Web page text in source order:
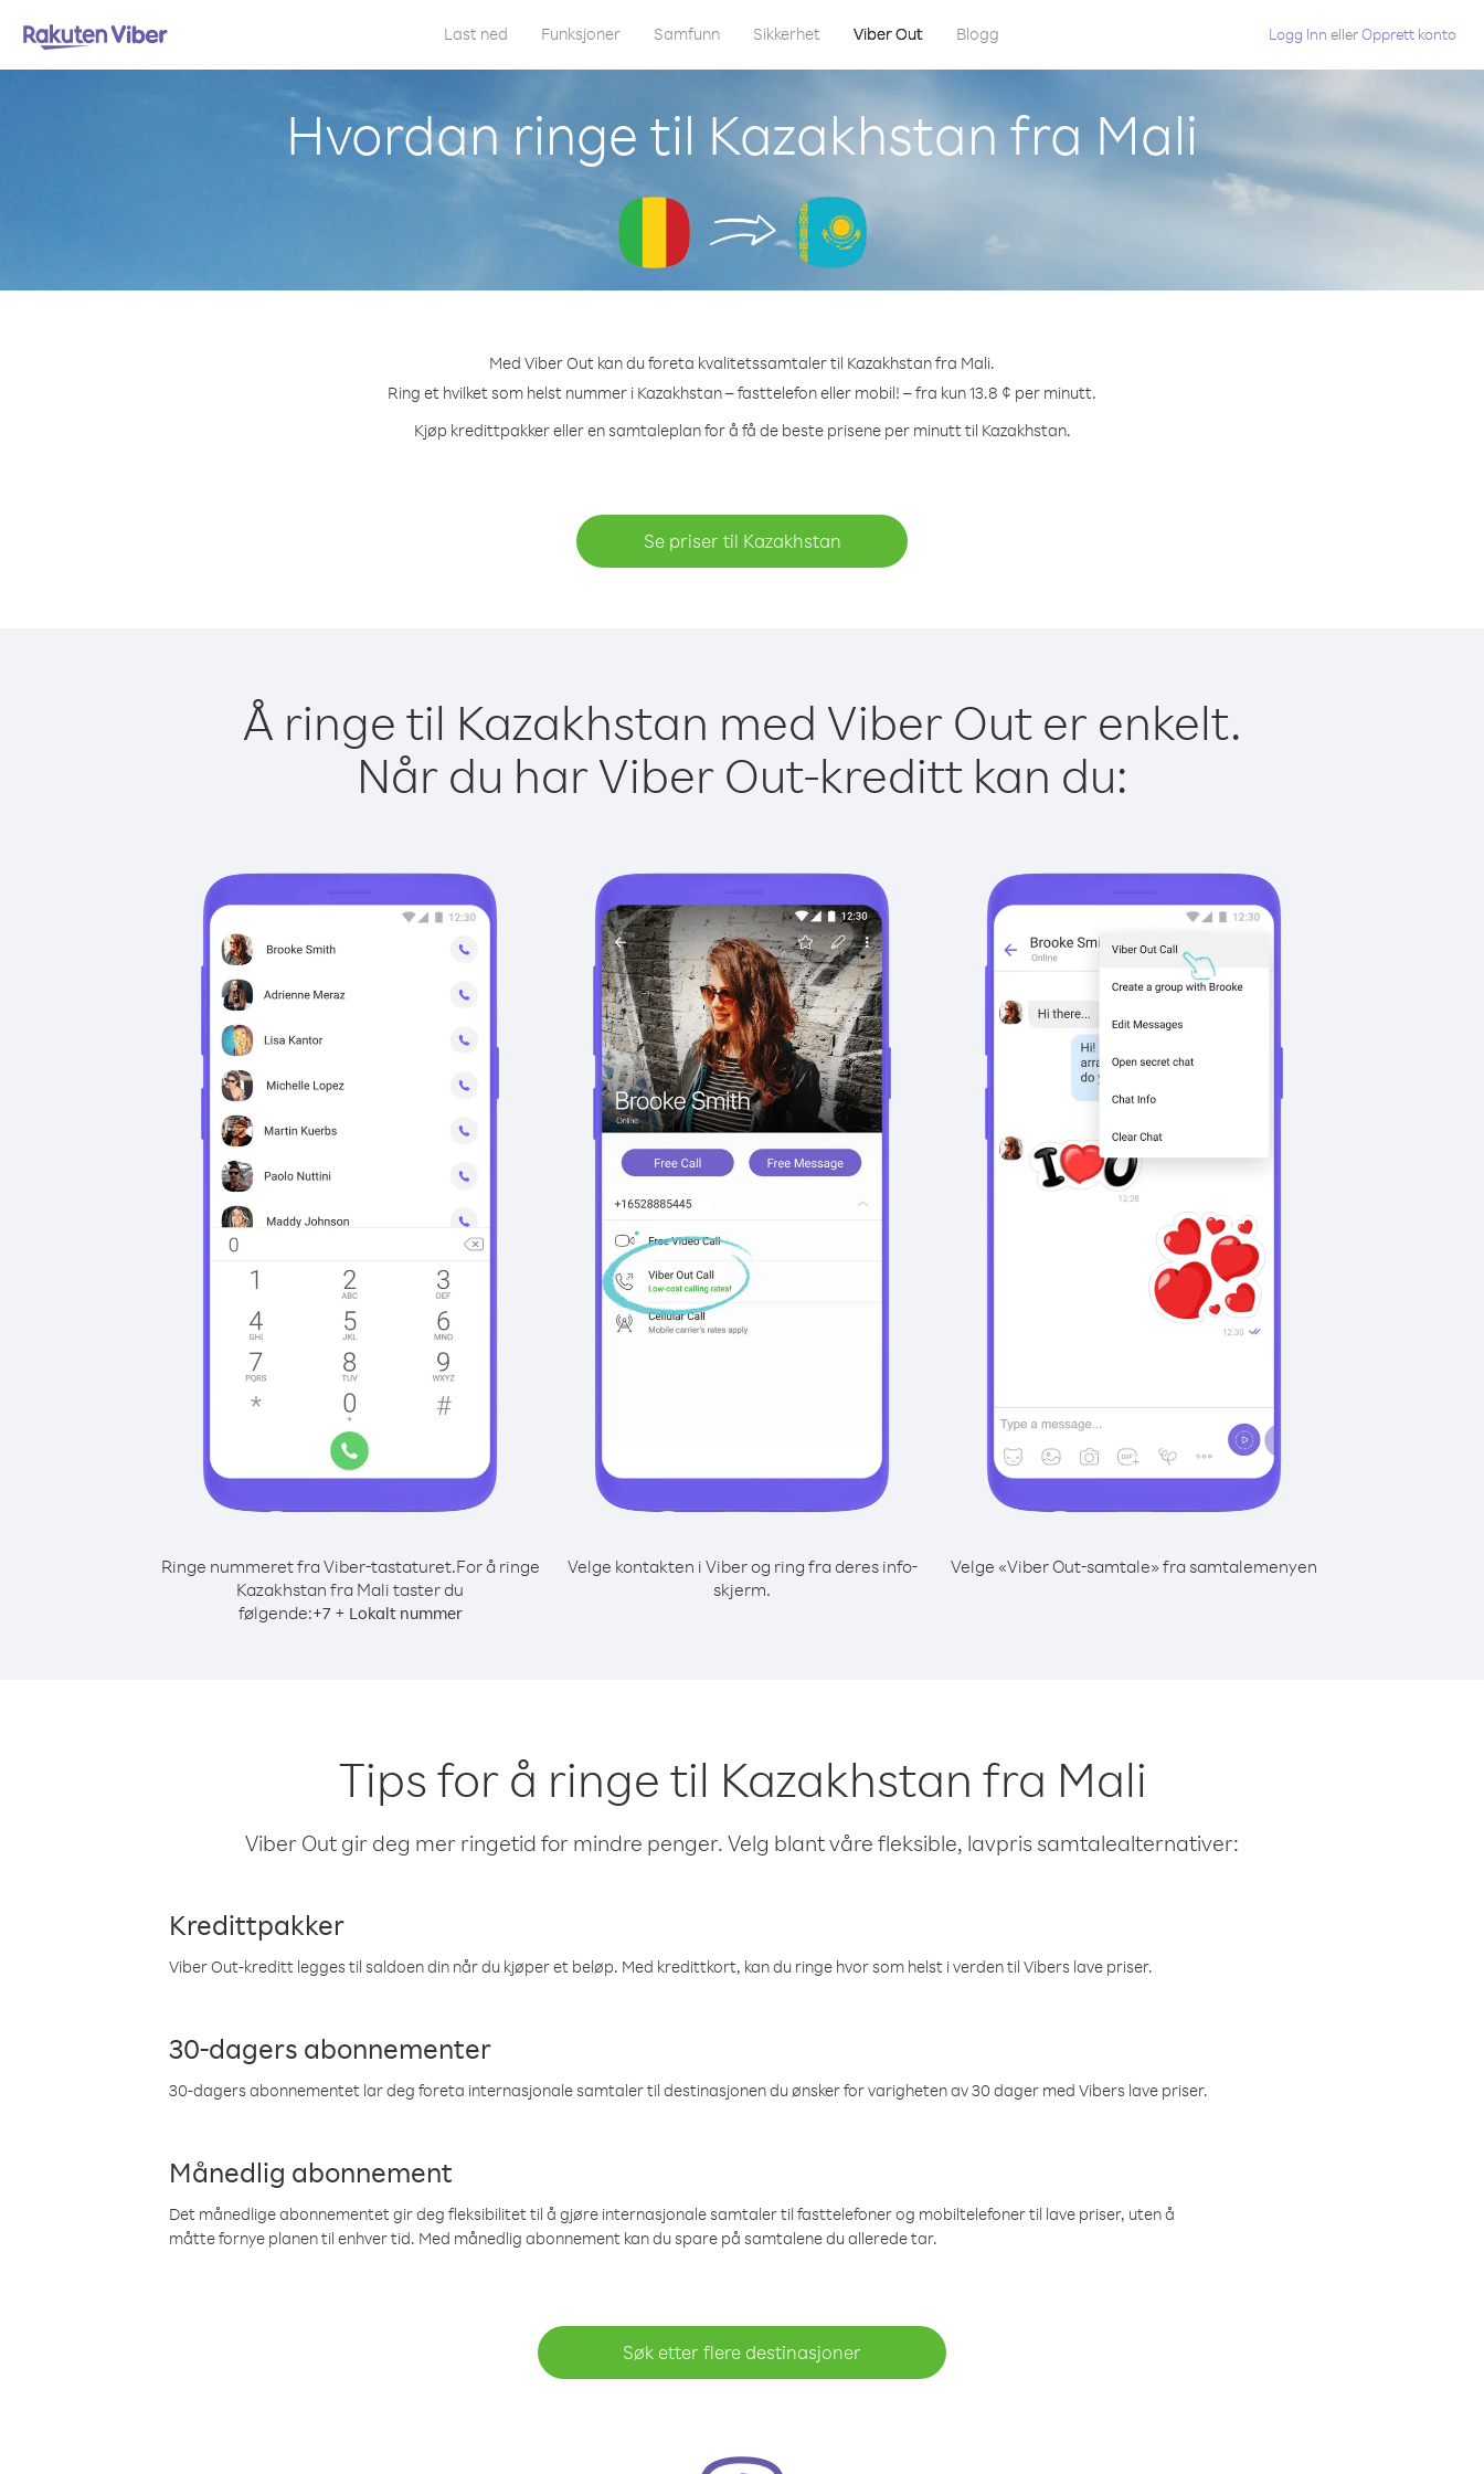
Last ned Funksjoner Samfunn Sikkerhet Viber Out Blogg Logg Inn ellerOpprett konto
Hvordan ringe til Kazakhstan fra Mali
Med Viber Out kan du foreta kvalitetssamtaler til Kazakhstan fra Mali.
Ring et hvilket som helst nummer i Kazakhstan – fasttelefon eller mobil! – fra kun 13.8 ¢ per minutt.
Kjøp kredittpakker eller en samtaleplan for å få de beste prisene per minutt til Kazakhstan.
Se priser til Kazakhstan
Å ringe til Kazakhstan med Viber Out er enkelt.
Når du har Viber Out-kreditt kan du:
Ringe nummeret fra Viber-tastaturet.For å ringe
Kazakhstan fra Mali taster du
følgende:+7+ Lokalt nummer
Velge kontakten i Viber og ring fra deres info-
skjerm.
Velge «Viber Out-samtale» fra samtalemenyen
Tips for å ringe til Kazakhstan fra Mali
Viber Out gir deg mer ringetid for mindre penger. Velg blant våre fleksible, lavpris samtalealternativer:
Kredittpakker
Viber Out-kreditt legges til saldoen din når du kjøper et beløp. Med kredittkort, kan du ringe hvor som helst i verden til Vibers lave priser.
30-dagers abonnementer
30-dagers abonnementet lar deg foreta internasjonale samtaler til destinasjonen du ønsker for varigheten av 30 dager med Vibers lave priser.
Månedlig abonnement
Det månedlige abonnementet gir deg fleksibilitet til å gjøre internasjonale samtaler til fasttelefoner og mobiltelefoner til lave priser, uten å
måtte fornye planen til enhver tid. Med månedlig abonnement kan du spare på samtalene du allerede tar.
Søk etter flere destinasjoner